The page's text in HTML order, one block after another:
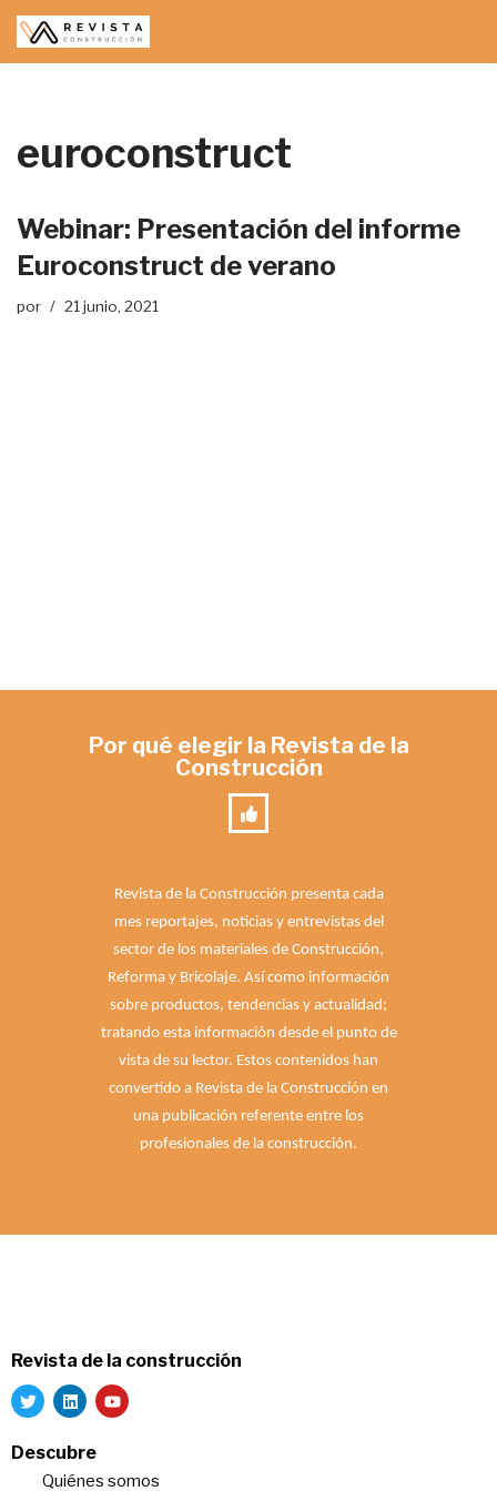
Saltar
euroconstruct
Webinar: Presentación del informe
Euroconstruct de verano
por 21 junio, 2021
Por qué elegir la Revista de la
Construcción
Revista de la Construcción presenta cada
mes reportajes, noticias y entrevistas del
sector de los materiales de Construcción,
Reforma y Bricolaje. Así como información
sobre productos, tendencias y actualidad;
tratando esta información desde el punto de
vista de su lector. Estos contenidos han
convertido a Revista de la Construcción en
una publicación referente entre los
profesionales de la construcción.
Revista de la construcción
Descubre
Quiénes somos